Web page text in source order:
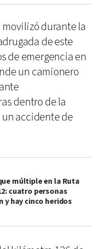
movilizó durante la
de este
de emergencia en
un camionero
dentro de la
accidente de
múltiple en la Ruta
cuatro personas
y hay cinco heridos